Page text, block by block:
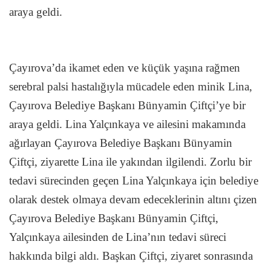
araya geldi.
Çayırova’da ikamet eden ve küçük yaşına rağmen
serebral palsi hastalığıyla mücadele eden minik Lina,
Çayırova Belediye Başkanı Bünyamin Çiftçi’ye bir
araya geldi. Lina Yalçınkaya ve ailesini makamında
ağırlayan Çayırova Belediye Başkanı Bünyamin
Çiftçi, ziyarette Lina ile yakından ilgilendi. Zorlu bir
tedavi sürecinden geçen Lina Yalçınkaya için belediye
olarak destek olmaya devam edeceklerinin altını çizen
Çayırova Belediye Başkanı Bünyamin Çiftçi,
Yalçınkaya ailesinden de Lina’nın tedavi süreci
hakkında bilgi aldı. Başkan Çiftçi, ziyaret sonrasında